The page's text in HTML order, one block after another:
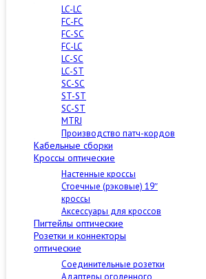
LC-LC
FC-FC
FC-SC
FC-LC
LC-SC
LC-ST
SC-SC
ST-ST
SC-ST
MTRJ
Производство патч-кордов
Кабельные сборки
Кроссы оптические
Настенные кроссы
Стоечные (рэковые) 19″
кроссы
Аксессуары для кроссов
Пигтейлы оптические
Розетки и коннекторы
оптические
Соединительные розетки
Адаптеры оголенного